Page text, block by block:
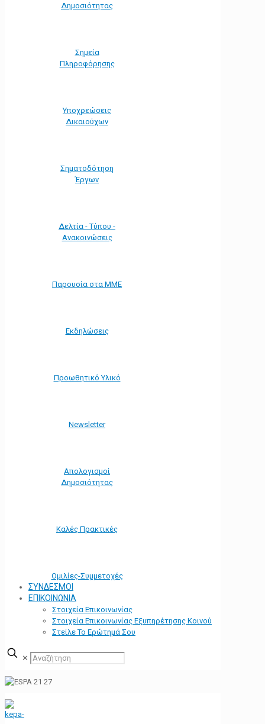
Δημοσιότητας
Σημεία
Πληροφόρησης
Υποχρεώσεις
Δικαιούχων
Σηματοδότηση
Έργων
Δελτία - Τύπου -
Ανακοινώσεις
Παρουσία στα ΜΜΕ
Εκδηλώσεις
Προωθητικό Υλικό
Νewsletter
Απολογισμοί
Δημοσιότητας
Καλές Πρακτικές
Ομιλίες-Συμμετοχές
ΣΥΝΔΕΣΜΟΙ
ΕΠΙΚΟΙΝΩΝΙΑ
Στοιχεία Επικοινωνίας
Στοιχεία Επικοινωνίας Εξυπηρέτησης Κοινού
Στείλε Το Ερώτημά Σου
✕